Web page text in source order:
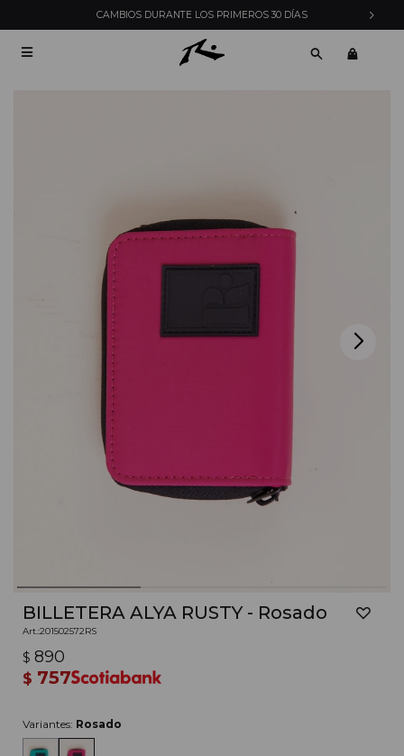
CAMBIOS DURANTE LOS PRIMEROS 30 DÍAS

BILLETERA ALYA RUSTY - Rosado
201502572RS
$ 890
$ 757
Variantes: Rosado